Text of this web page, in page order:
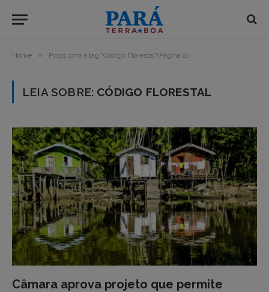
Home » Posts com a tag "Código Florestal"(Página 2)
LEIA SOBRE: CÓDIGO FLORESTAL
Câmara aprova projeto que permite